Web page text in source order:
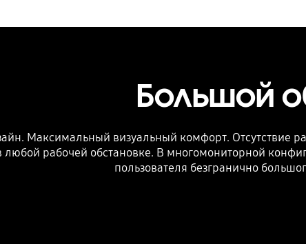
Большой
Максимальный визуальный комфорт. Отсутствие
любой рабочей обстановке. В многомониторной
пользователя безгранично